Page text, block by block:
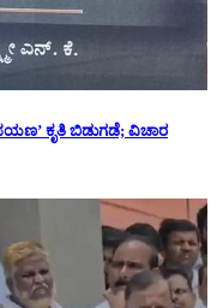
ಕೃತಿ ಬಿಡುಗಡೆ; ವಿಚಾರ